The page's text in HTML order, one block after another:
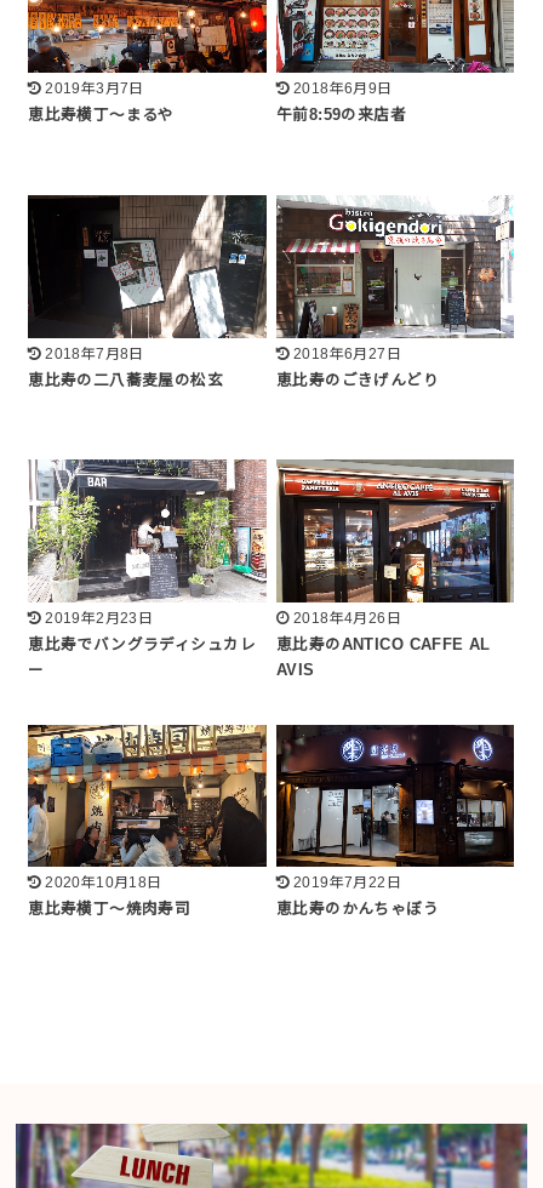
2019年3月7日
恵比寿横丁〜まるや
2018年6月9日
午前8:59の来店者
2018年7月8日
恵比寿の二八蕎麦屋の松玄
2018年6月27日
恵比寿のごきげんどり
2019年2月23日
恵比寿でバングラディシュカレ
ー
2018年4月26日
恵比寿のANTICO CAFFE AL
AVIS
2020年10月18日
恵比寿横丁〜焼肉寿司
2019年7月22日
恵比寿のかんちゃぼう